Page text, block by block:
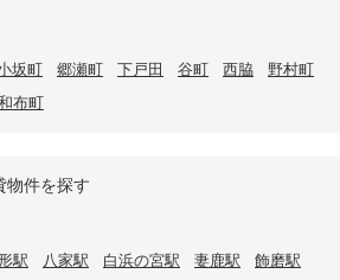
坂町 郷瀬町 下戸田 谷町 西脇
野村町
布町
物件を探す
駅 八家駅 白浜の宮駅 妻鹿駅
飾磨駅